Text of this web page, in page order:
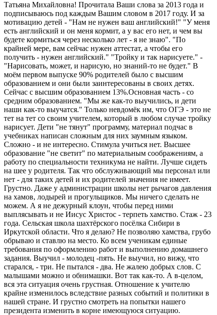
Татьяна Михайловна! Прочитала Ваши слова за 2013 года и
подписываюсь под каждым Вашим словом в 2017 году. И за
мотивацию детей - "Нам не нужен ваш английский!" "У меня
есть английский и он меня кормит, а у вас его нет, и чем вы
будете кормиться через несколько лет - я не знаю". "По
крайней мере, вам сейчас нужен аттестат, а чтобы его
получить - нужен английский." "Тройку и так нарисуете." -
"Нарисовать, может, и нарисую, но знаний-то не будет." В
моём первом выпуске 90% родителей было с высшим
образованием и они были заинтересованы в своих детях.
Сейчас с высшим образованием 13%.Основная часть - со
средним образованием. "Мы же как-то выучились, и дети
наши как-то выучатся." Только невдомёк им, что ОГЭ - это не
тет на тет со своим учителем, который в любом случае тройку
нарисует. Дети "не тянут" программу, материал подчас в
учебниках написан сложным для них заумным языком.
Сложно - и не интересно. Стимула учиться нет. Высшее
образование "не светит" по материальным соображениям, а
работу по специальности техникума не найти. Лучше сидеть
на шее у родителя. Так что обслуживающий мы персонал или
нет - для таких детей и их родителей значения не имеет.
Грустно. Даже у администрации школы нет рычагов давления
на хамов, лодырей и прогульщиков. Мы ничего сделать не
можем. А я не дежурный клоун, чтобы перед ними
выплясывать и не Иисус Христос - терпеть хамство. Стаж - 23
года. Сельская школа шахтёрского посёлка Сибири в
Иркутской области. Что я делаю? Не позволяю хамства, грубо
обрываю и ставлю на место. Ко всем ученикам единые
требования по оформлению работ и выполнению домашнего
задания. Выучил - молодец -пять. Не выучил, но вижу, что
старался, - три. Не пытался - два. Не жалею добрых слов. С
малышами можно и обнимашки. Вот так как-то. А в-целом,
вся эта ситуация очень грустная. Отношение к учителю
крайне изменилось вследствие разных событий и политики в
нашей стране. И грустно смотреть на попытки нашего
президента изменить в корне имеющуюся ситуацию.